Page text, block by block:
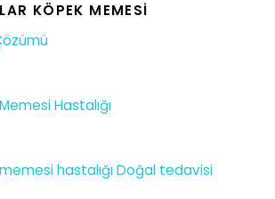
KÖPEK MEMESI
Hastalığı
hastalığı Doğal tedavisi